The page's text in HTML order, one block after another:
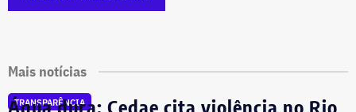
Mais notícias
TRANSPARÊNCIA
Água dura: Cedae cita violência no Rio